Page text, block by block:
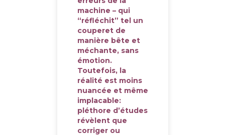
machine – qui
“réfléchit” tel un
couperet de
manière bête et
méchante, sans
émotion.
Toutefois, la
réalité est moins
nuancée et même
implacable:
pléthore d’études
révèlent que
corriger ou